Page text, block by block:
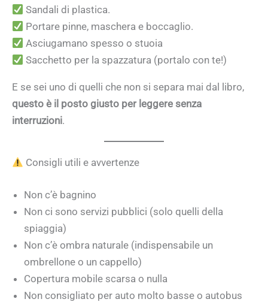
Sandali di plastica.
Portare pinne, maschera e boccaglio.
Asciugamano spesso o stuoia
Sacchetto per la spazzatura (portalo con te!)
E se sei uno di quelli che non si separa mai dal libro,
questo è il posto giusto per leggere senza
interruzioni.
Consigli utili e avvertenze
Non c’è bagnino
Non ci sono servizi pubblici (solo quelli della
spiaggia)
Non c’è ombra naturale (indispensabile un
ombrellone o un cappello)
Copertura mobile scarsa o nulla
Non consigliato per auto molto basse o autobus